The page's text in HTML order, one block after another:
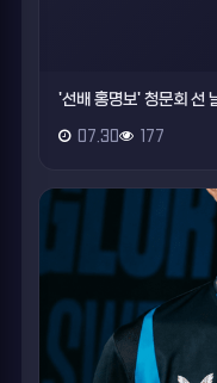
'선배 홍명보' 청문회 선
07.30 177